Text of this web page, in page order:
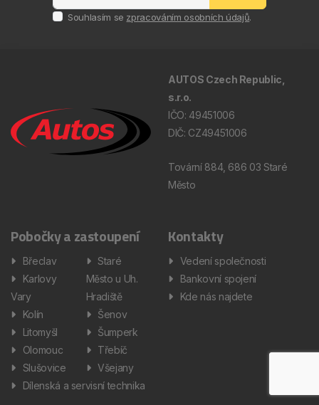
Souhlasím se zpracováním osobních údajů.
AUTOS Czech Republic,
s.r.o.
IČO: 49451006
DIČ: CZ49451006
Tovární 884, 686 03 Staré
Město
Pobočky a zastoupení
Břeclav
Karlovy
Vary
Kolín
Litomyšl
Olomouc
Slušovice
Staré
Město u Uh.
Hradiště
Šenov
Šumperk
Třebíč
Všejany
Dílenská a servisní technika
Kontakty
Vedení společnosti
Bankovní spojení
Kde nás najdete